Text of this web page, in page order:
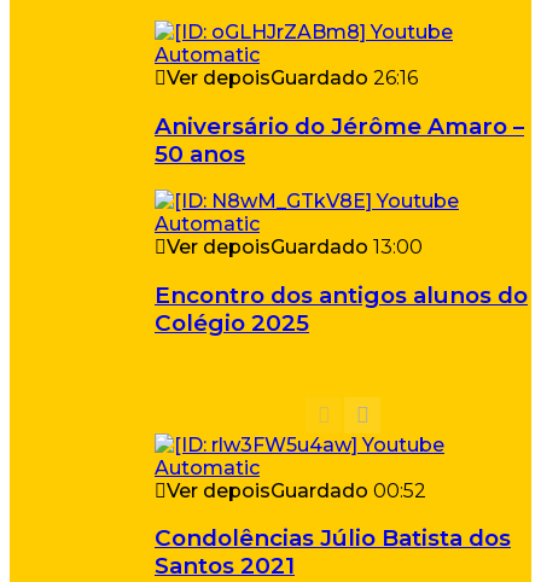
Ver depoisGuardado 26:16
Aniversário do Jérôme Amaro –
50 anos
Ver depoisGuardado 13:00
Encontro dos antigos alunos do
Colégio 2025
Ver depoisGuardado 00:52
Condolências Júlio Batista dos
Santos 2021